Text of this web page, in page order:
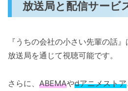
放送局と配信サービ
『うちの会社の小さい先輩の話』
放送局を通じて視聴可能です。
さらに、 ABEMAやdアニメストア